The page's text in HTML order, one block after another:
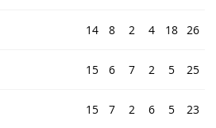
14 8 2 4 18 26
15 6 7 2 5 25
15 7 2 6 5 23